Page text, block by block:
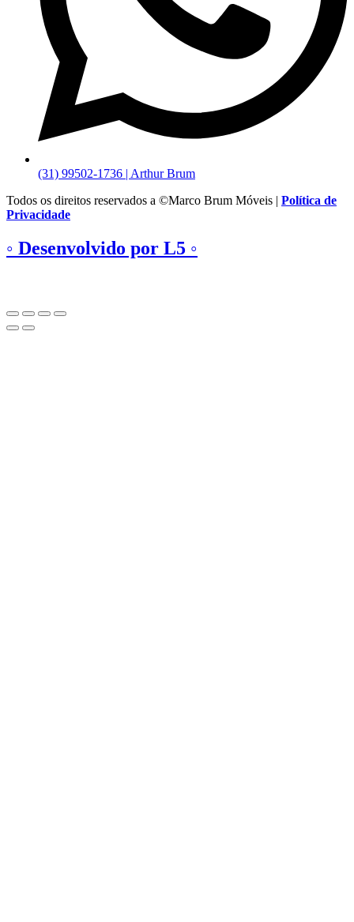
(31) 99502-1736 | Arthur Brum
Todos os direitos reservados a ©Marco Brum Móveis | Política de
Privacidade
◦ Desenvolvido por L5 ◦